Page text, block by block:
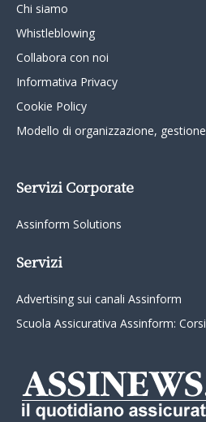
Chi siamo
Whistleblowing
Collabora con noi
Informativa Privacy
Cookie Policy
Modello di organizzazione,
Servizi Corporate
Assinform Solutions
Servizi
Advertising sui canali Assinform
Scuola Assicurativa Assinform: Corsi